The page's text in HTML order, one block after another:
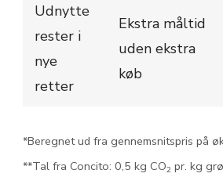
Udnytte
rester i
nye
retter
Ekstra måltid
uden ekstra
køb
*Beregnet ud fra gennemsnitspris på
**Tal fra Concito: 0,5 kg CO2 pr. kg